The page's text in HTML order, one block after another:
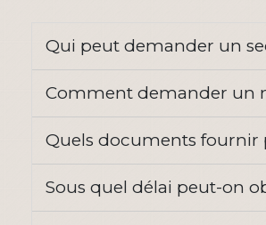
Qui peut demander un
Comment demander un
Quels documents fournir
Sous quel délai peut-on